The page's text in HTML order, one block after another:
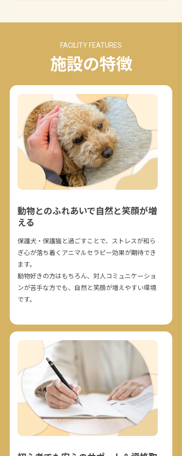
FACILITY FEATURES
施設の特徴
動物とのふれあいで自然と笑顔が増
える
保護犬・保護猫と過ごすことで、ストレスが和ら
ぎ心が落ち着くアニマルセラピー効果が期待でき
ます。
動物好きの方はもちろん、対人コミュニケーショ
ンが苦手な方でも、自然と笑顔が増えやすい環境
です。